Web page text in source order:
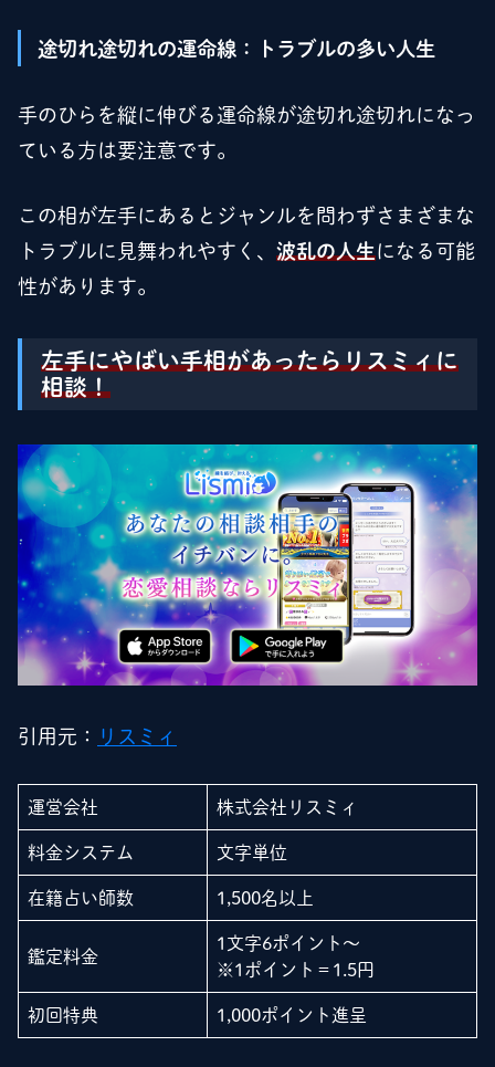
途切れ途切れの運命線：トラブルの多い人生
手のひらを縦に伸びる運命線が途切れ途切れになっ
ている方は要注意です。
この相が左手にあるとジャンルを問わずさまざまな
トラブルに見舞われやすく、 波乱の人生になる可能
性があります。
左手にやばい手相があったらリスミィに
相談！
引用元： リスミィ
運営会社 株式会社リスミィ
料金システム 文字単位
在籍占い師数 1,500名以上
鑑定料金
1文字6ポイント～
※1ポイント＝1.5円
初回特典 1,000ポイント進呈